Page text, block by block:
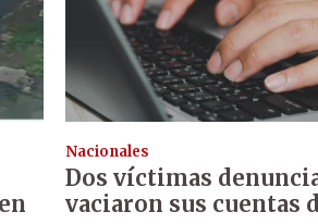
Nacionales
Dos víctimas
vaciaron sus cuentas